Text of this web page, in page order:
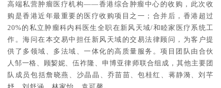
高端私营肿瘤医疗机构——香港综合肿瘤中心的收购，此次收
购是香港近年最重要的医疗收购项目之一；合并后，香港超过
20%的私立肿瘤科内科医生全职在新风天域/和睦家医疗系统工
作。海问在本交易中担任新风天域的交易法律顾问，为客户提
供了多领域、多法域、一体化的高质量服务。项目团队由合伙
人邹一格、 顾㛃妮、伍祚隆、申博亚律师联合组成，其他主要团
队成员包括詹晓燕、沙晶晶、乔苗苗、包桂红、 蒋静漪、刘芊